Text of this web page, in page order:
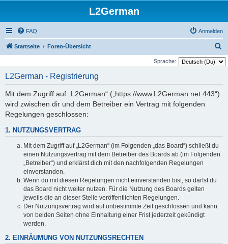
L2German
FAQ Anmelden
Startseite Foren-Übersicht
u
Sprache:
L2German - Registrierung
Mit dem Zugriff auf „L2German“ („https://www.L2German.net:443“)
wird zwischen dir und dem Betreiber ein Vertrag mit folgenden
Regelungen geschlossen:
1. NUTZUNGSVERTRAG
Mit dem Zugriff auf „L2German“ (im Folgenden „das Board“) schließt du
einen Nutzungsvertrag mit dem Betreiber des Boards ab (im Folgenden
„Betreiber“) und erklärst dich mit den nachfolgenden Regelungen
einverstanden.
Wenn du mit diesen Regelungen nicht einverstanden bist, so darfst du
das Board nicht weiter nutzen. Für die Nutzung des Boards gelten
jeweils die an dieser Stelle veröffentlichten Regelungen.
Der Nutzungsvertrag wird auf unbestimmte Zeit geschlossen und kann
von beiden Seiten ohne Einhaltung einer Frist jederzeit gekündigt
werden.
2. EINRÄUMUNG VON NUTZUNGSRECHTEN